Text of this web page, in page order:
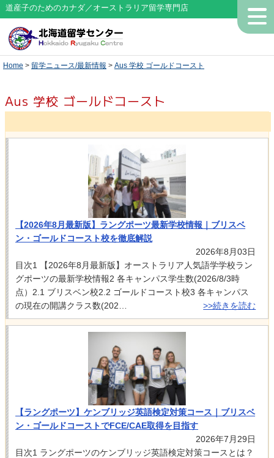
道産子のためのカナダ／オーストラリア留学専門店
Home > 留学ニュース/最新情報 > Aus 学校 ゴールドコースト
Aus 学校 ゴールドコースト
【2026年8月最新版】ラングポーツ最新学校情報｜ブリスベ
ン・ゴールドコースト校を徹底解説
2026年8月03日
目次1 【2026年8月最新版】オーストラリア人気語学学校ラン
グポーツの最新学校情報2 各キャンパス学生数(2026/8/3時
点）2.1 ブリスベン校2.2 ゴールドコースト校3 各キャンパス
の現在の開講クラス数(202…
>>続きを読む
【ラングポーツ】ケンブリッジ英語検定対策コース｜ブリスベ
ン・ゴールドコーストでFCE/CAE取得を目指す
2026年7月29日
目次1 ラングポーツのケンブリッジ英語検定対策コースとは？